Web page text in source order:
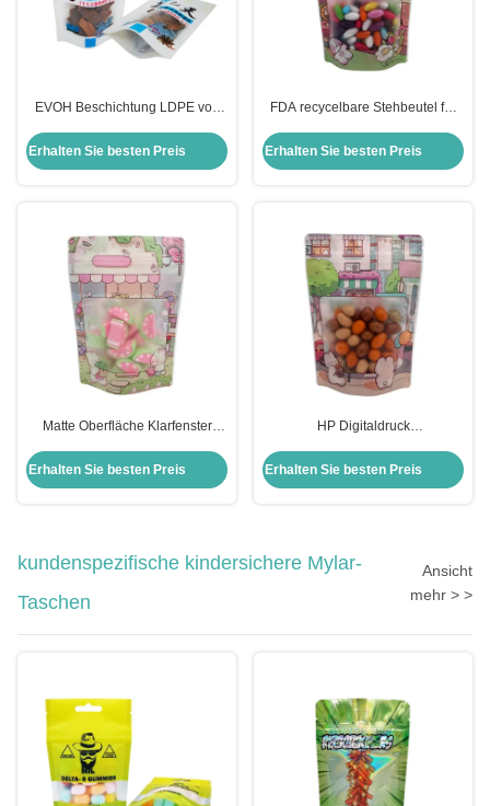
EVOH Beschichtung LDPE voll
Gewürze Snack Food
Erhalten Sie besten Preis
FDA recycelbare Stehbeutel für
Fenster und Reißverschluss
Erhalten Sie besten Preis
Matte Oberfläche Klarfenster
Reißverschluss für Lebensmittel
Erhalten Sie besten Preis
HP Digitaldruck
Stehbeutel für Kräuter Snack Tee
Erhalten Sie besten Preis
kundenspezifische kindersichere Mylar-
Taschen
Ansicht
mehr > >